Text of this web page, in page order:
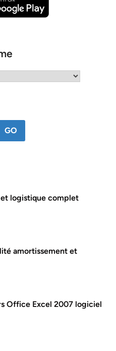
GO
logistique complet
amortissement et
Office Excel 2007 logiciel